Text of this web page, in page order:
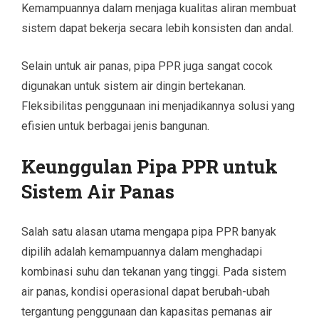
Kemampuannya dalam menjaga kualitas aliran membuat
sistem dapat bekerja secara lebih konsisten dan andal.
Selain untuk air panas, pipa PPR juga sangat cocok
digunakan untuk sistem air dingin bertekanan.
Fleksibilitas penggunaan ini menjadikannya solusi yang
efisien untuk berbagai jenis bangunan.
Keunggulan Pipa PPR untuk
Sistem Air Panas
Salah satu alasan utama mengapa pipa PPR banyak
dipilih adalah kemampuannya dalam menghadapi
kombinasi suhu dan tekanan yang tinggi. Pada sistem
air panas, kondisi operasional dapat berubah-ubah
tergantung penggunaan dan kapasitas pemanas air